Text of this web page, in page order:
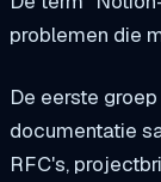
problemen die
De eerste
documentatie
RFC's,